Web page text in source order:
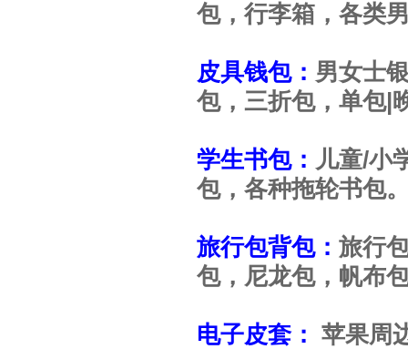
包，行李箱，各类
皮具钱包： 男女士
包，三折包，单包|
学生书包： 儿童/小
包，各种拖轮书包
旅行包背包： 旅行
包，尼龙包，帆布
电子皮套： 苹果周